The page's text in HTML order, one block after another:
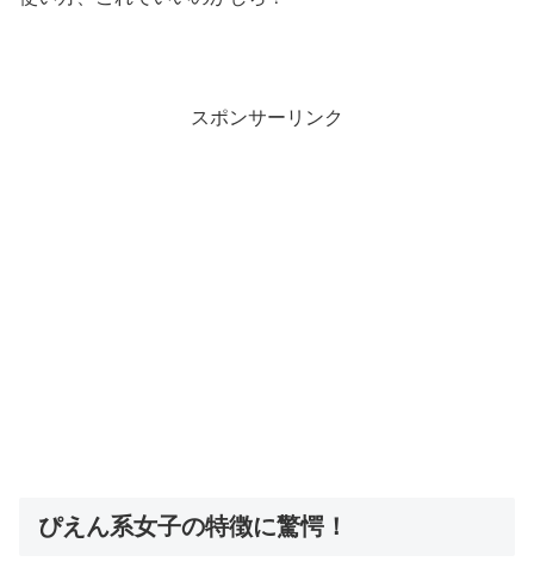
スポンサーリンク
ぴえん系女子の特徴に驚愕！